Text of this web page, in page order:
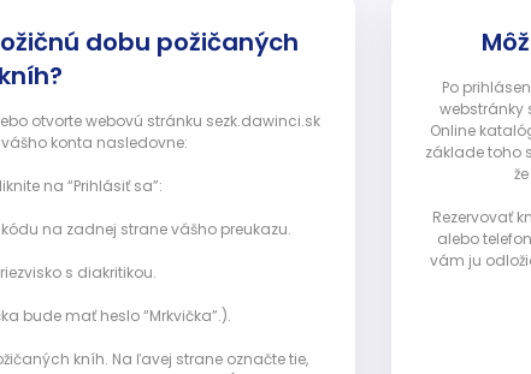
dobu požičaných
kníh?
otvorte webovú stránku sezk.dawinci.sk
konta nasledovne:
na “Prihlásiť sa”:
na zadnej strane vášho preukazu.
s diakritikou.
bude mať heslo “Mrkvička”.).
kníh. Na ľavej strane označte tie,
Po
webstránky
Online
základe toho
Rezervovať
alebo
vám ju